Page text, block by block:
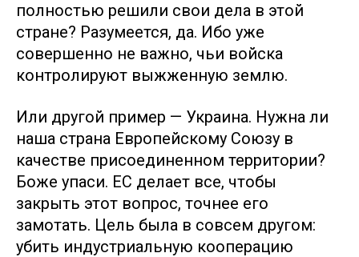
полностью решили свои дела в этой
стране? Разумеется, да. Ибо уже
совершенно не важно, чьи войска
контролируют выжженную землю.
Или другой пример — Украина. Нужна ли
наша страна Европейскому Союзу в
качестве присоединенном территории?
Боже упаси. ЕС делает все, чтобы
закрыть этот вопрос, точнее его
замотать. Цель была в совсем другом:
убить индустриальную кооперацию